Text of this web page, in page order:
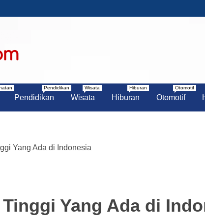
Pendidikan
Pendidikan
Wisata
Wisata
Hiburan
Hiburan
Otomotif
Otomotif
Yang Ada di Indonesia
Yang Ada di